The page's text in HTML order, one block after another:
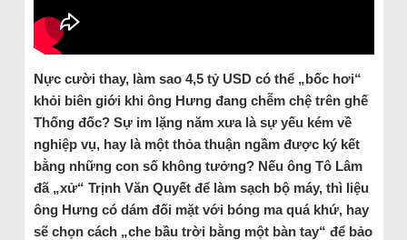
Nực cười thay, làm sao 4,5 tỷ USD có thể „bốc hơi“
khỏi biên giới khi ông Hưng đang chễm chệ trên ghế
Thống đốc? Sự im lặng năm xưa là sự yếu kém về
nghiệp vụ, hay là một thỏa thuận ngầm được ký kết
bằng những con số không tưởng? Nếu ông Tô Lâm
đã „xử“ Trịnh Văn Quyết để làm sạch bộ máy, thì liệu
ông Hưng có dám đối mặt với bóng ma quá khứ, hay
sẽ chọn cách „che bầu trời bằng một bàn tay“ để bảo